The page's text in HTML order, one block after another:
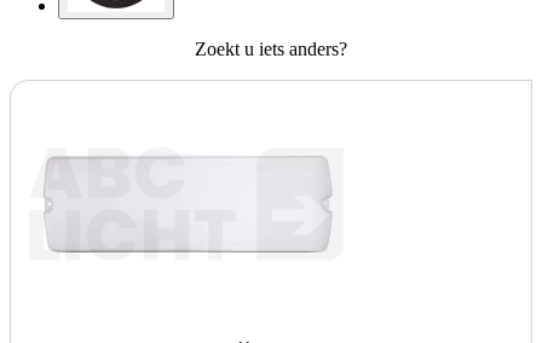
Zoekt u iets anders?